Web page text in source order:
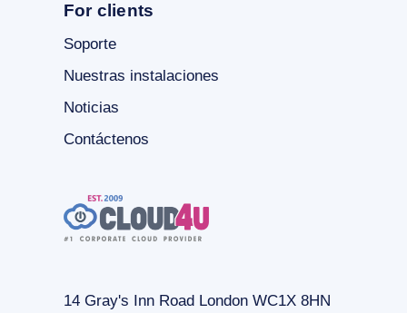
For clients
Soporte
Nuestras instalaciones
Noticias
Contáctenos
14 Gray's Inn Road London WC1X 8HN